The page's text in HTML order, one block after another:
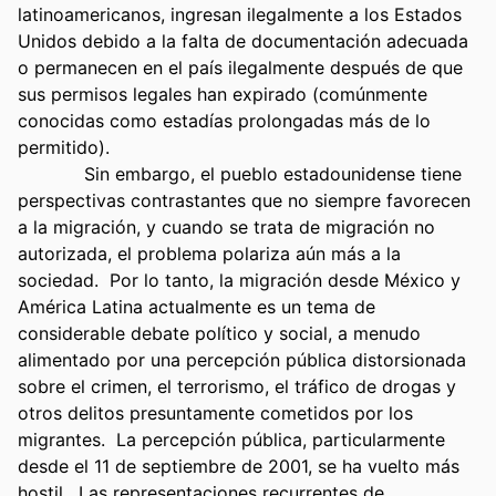
latinoamericanos, ingresan ilegalmente a los Estados
Unidos debido a la falta de documentación adecuada
o permanecen en el país ilegalmente después de que
sus permisos legales han expirado (comúnmente
conocidas como estadías prolongadas más de lo
permitido).
Sin embargo, el pueblo estadounidense tiene
perspectivas contrastantes que no siempre favorecen
a la migración, y cuando se trata de migración no
autorizada, el problema polariza aún más a la
sociedad.  Por lo tanto, la migración desde México y
América Latina actualmente es un tema de
considerable debate político y social, a menudo
alimentado por una percepción pública distorsionada
sobre el crimen, el terrorismo, el tráfico de drogas y
otros delitos presuntamente cometidos por los
migrantes.  La percepción pública, particularmente
desde el 11 de septiembre de 2001, se ha vuelto más